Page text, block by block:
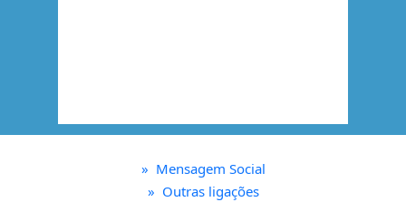
» Mensagem Social
» Outras ligações